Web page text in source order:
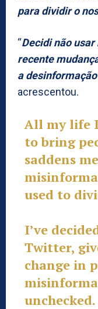
para dividir o
“Decidi não
recente
a
acrescentou.
All my life
to bring
saddens
used to
I’ve
Twitter,
change in
unchecked.